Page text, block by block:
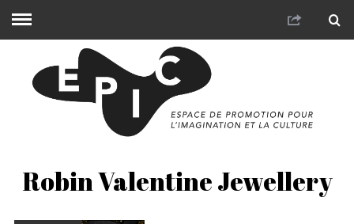
Robin Valentine Jewellery